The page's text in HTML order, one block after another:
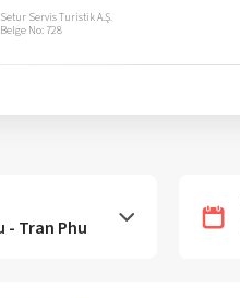
Setur Servis Turistik A.Ş.
Belge No: 728